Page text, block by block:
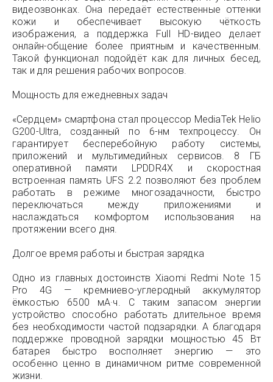
видеозвонках. Она передаёт естественные оттенки
кожи и обеспечивает высокую чёткость
изображения, а поддержка Full HD-видео делает
онлайн-общение более приятным и качественным.
Такой функционал подойдёт как для личных бесед,
так и для решения рабочих вопросов.
Мощность для ежедневных задач
«Сердцем» смартфона стал процессор MediaTek Helio
G200-Ultra, созданный по 6-нм техпроцессу. Он
гарантирует бесперебойную работу системы,
приложений и мультимедийных сервисов. 8 ГБ
оперативной памяти LPDDR4X и скоростная
встроенная память UFS 2.2 позволяют без проблем
работать в режиме многозадачности, быстро
переключаться между приложениями и
наслаждаться комфортом использования на
протяжении всего дня.
Долгое время работы и быстрая зарядка
Одно из главных достоинств Xiaomi Redmi Note 15
Pro 4G — кремниево-углеродный аккумулятор
ёмкостью 6500 мА·ч. С таким запасом энергии
устройство способно работать длительное время
без необходимости частой подзарядки. А благодаря
поддержке проводной зарядки мощностью 45 Вт
батарея быстро восполняет энергию — это
особенно ценно в динамичном ритме современной
жизни.